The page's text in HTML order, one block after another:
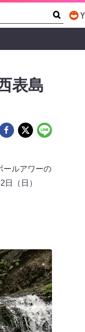
表島
ールアワーの
（日）